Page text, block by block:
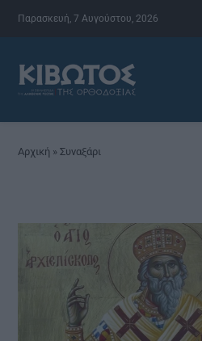
Παρασκευή, 7 Αυγούστου, 2026
Αρχική » Συναξάρι